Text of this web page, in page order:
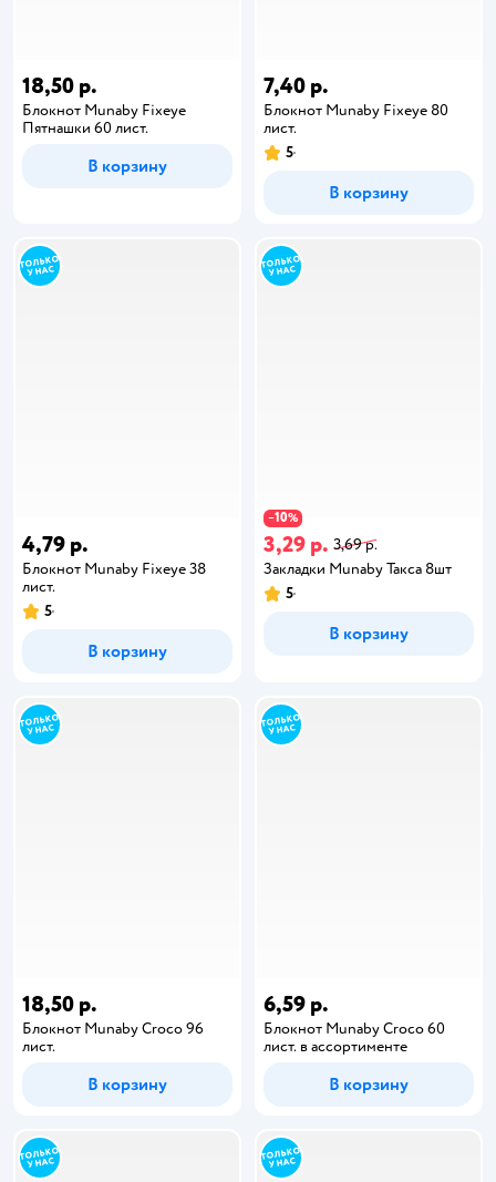
18,50 р.
Блокнот Munaby Fixeye
Пятнашки 60 лист.
В корзину
7,40 р.
Блокнот Munaby Fixeye 80
лист.
5
В корзину
4,79 р.
Блокнот Munaby Fixeye 38
лист.
5
В корзину
−10%
3,29 р. 3,69 р.
Закладки Munaby Такса 8шт
5
В корзину
18,50 р.
Блокнот Munaby Croco 96
лист.
В корзину
6,59 р.
Блокнот Munaby Croco 60
лист. в ассортименте
В корзину